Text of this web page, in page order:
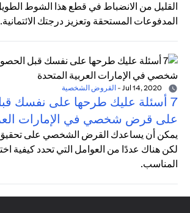
القليل من الانضباط في قطع هذا الشوط
المدفوعات المستحقة وتعزيز درجتك الائتمانية.
- القروض الشخصية
7 أسئلة عليك طرحها على نفسك
على قرض شخصي في الإمارات
يمكن أن يساعدك القرض الشخصي على تحقيق
لكن هناك عددًا من العوامل التي تحدد كيفية
المناسب.